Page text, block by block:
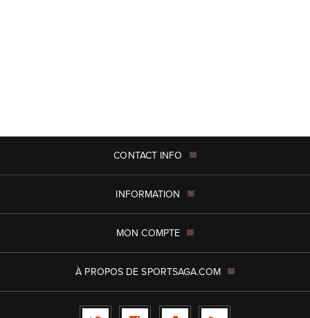
CONTACT INFO
INFORMATION
MON COMPTE
À PROPOS DE SPORTSAGA.COM